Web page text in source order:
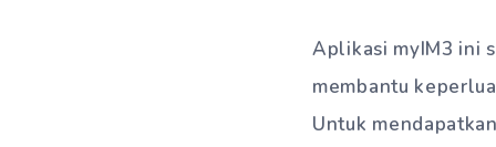
Aplikasi myIM3 ini
membantu
Untuk